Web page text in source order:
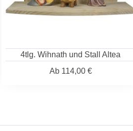
4tlg. Wihnath und Stall Altea
Ab114,00 €